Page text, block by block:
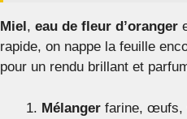
Miel, eau de fleur d’oranger
rapide, on nappe la feuille
pour un rendu brillant et
Mélanger farine, œufs,